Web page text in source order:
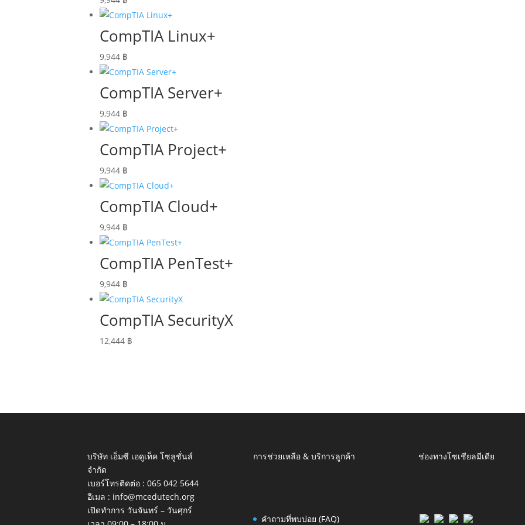
CompTIA Linux+
9,944 ฿
CompTIA Server+
9,944 ฿
CompTIA Project+
9,944 ฿
CompTIA Cloud+
9,944 ฿
CompTIA PenTest+
9,944 ฿
CompTIA SecurityX
12,444 ฿
บริษัท เอ็มซี เอดูเท็ค โซลูชั่นส์
จำกัด
เบอร์โทรติดต่อ :065 042 5644
อีเมล : info@mcedutech.org
เปิดทำการ วันจันทร์ – วันศุกร์
การช่วยเหลือ & บริการลูกค้า
คำถามที่พบบ่อย (FAQ)
ช่องทางโซเชียลมีเดีย